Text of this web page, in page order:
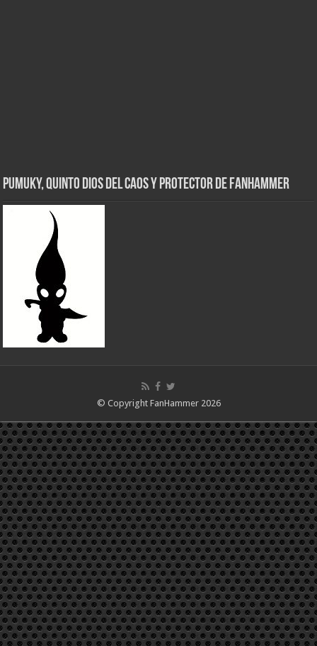
Pumuky, Quinto Dios del Caos y Protector de FanHammer
© Copyright FanHammer 2026